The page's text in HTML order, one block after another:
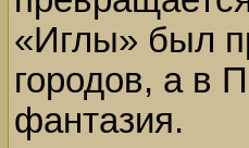
«Иглы» был
городов, а в
фантазия.